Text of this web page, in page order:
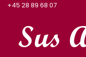
+45 28 89 68 07